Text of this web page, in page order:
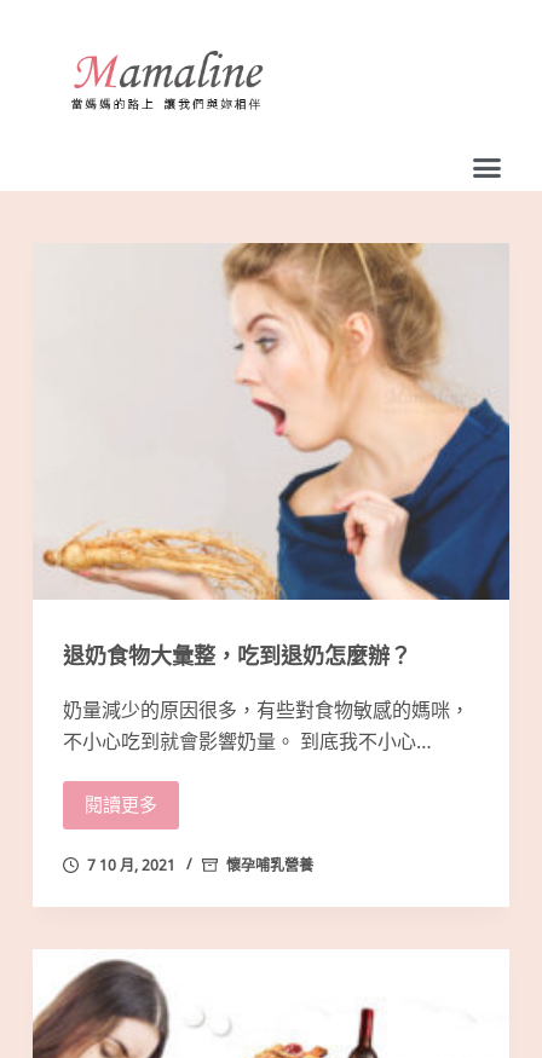
容
退奶食物大彙整，吃到退奶怎麼辦？
奶量減少的原因很多，有些對食物敏感的媽咪，
不小心吃到就會影響奶量。 到底我不小心…
閱讀更多
7 10 月, 2021 懷孕哺乳營養